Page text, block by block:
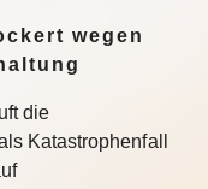
wegen
die
Katastrophenfall